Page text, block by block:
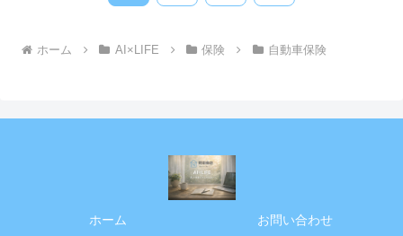
ホーム AI×LIFE 保険 自動車保険
ホーム お問い合わせ